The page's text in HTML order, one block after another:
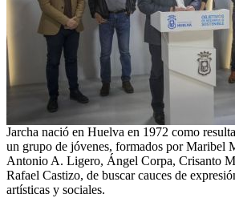
Jarcha nació en Huelva en 1972 como
un grupo de jóvenes, formados por Maribel
Antonio A. Ligero, Ángel Corpa, Crisanto
Rafael Castizo, de buscar cauces de
artísticas y sociales.